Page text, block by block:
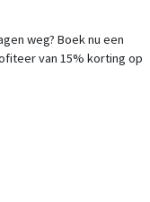
weg? Boek nu een
van 15% korting op